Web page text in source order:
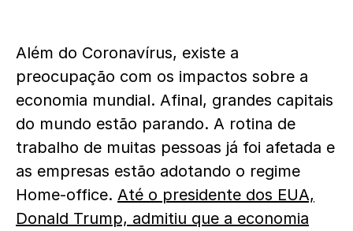
Além do Coronavírus, existe a
preocupação com os impactos sobre a
economia mundial. Afinal, grandes capitais
do mundo estão parando. A rotina de
trabalho de muitas pessoas já foi afetada e
as empresas estão adotando o regime
Home-office. Até o presidente dos EUA,
Donald Trump, admitiu que a economia